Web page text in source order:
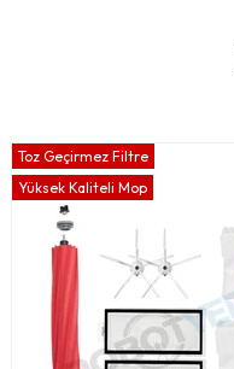
Toz Geçirmez Filtre
Yüksek Kaliteli Mop